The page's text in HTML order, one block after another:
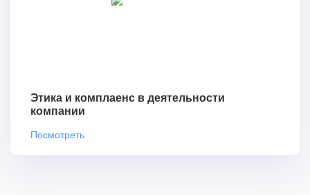
Этика и комплаенс в деятельности
компании
Посмотреть